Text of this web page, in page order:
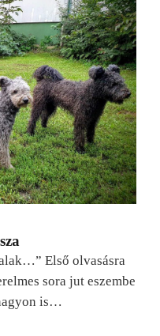
Első olvasásra
sora jut eszembe
is…